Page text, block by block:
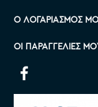
Ο ΛΟΓΑΡΙΑΣΜΌΣ
ΟΙ ΠΑΡΑΓΓΕΛΊΕΣ